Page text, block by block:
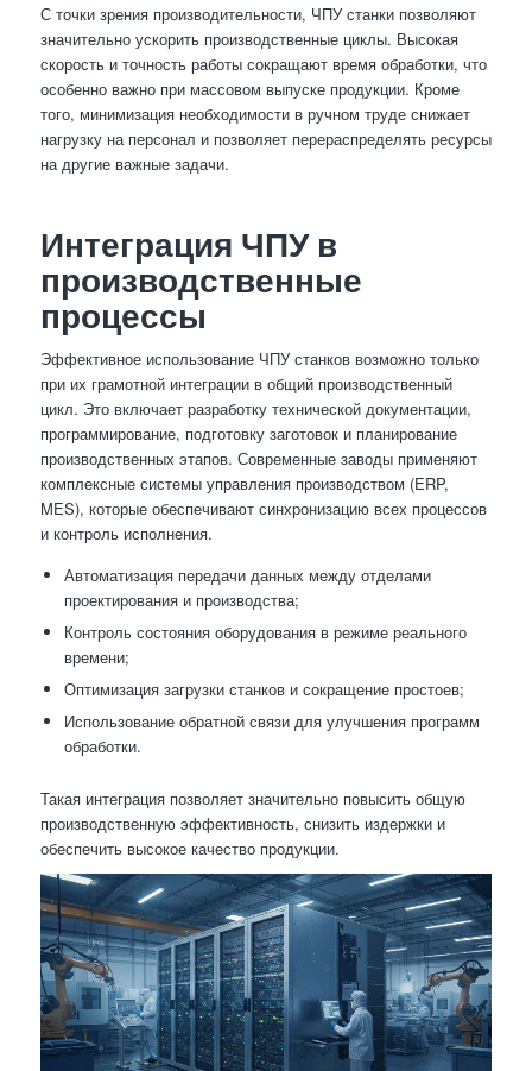
С точки зрения производительности, ЧПУ станки позволяют
значительно ускорить производственные циклы. Высокая
скорость и точность работы сокращают время обработки, что
особенно важно при массовом выпуске продукции. Кроме
того, минимизация необходимости в ручном труде снижает
нагрузку на персонал и позволяет перераспределять ресурсы
на другие важные задачи.
Интеграция ЧПУ в
производственные
процессы
Эффективное использование ЧПУ станков возможно только
при их грамотной интеграции в общий производственный
цикл. Это включает разработку технической документации,
программирование, подготовку заготовок и планирование
производственных этапов. Современные заводы применяют
комплексные системы управления производством (ERP,
MES), которые обеспечивают синхронизацию всех процессов
и контроль исполнения.
Автоматизация передачи данных между отделами
проектирования и производства;
Контроль состояния оборудования в режиме реального
времени;
Оптимизация загрузки станков и сокращение простоев;
Использование обратной связи для улучшения программ
обработки.
Такая интеграция позволяет значительно повысить общую
производственную эффективность, снизить издержки и
обеспечить высокое качество продукции.